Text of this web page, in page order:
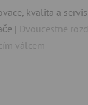
kvalita a servis
Dvoucestné
válcem